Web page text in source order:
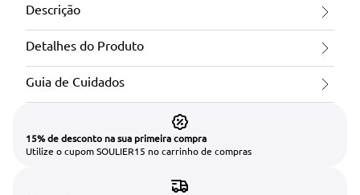
Descrição
Detalhes do Produto
Guia de Cuidados
15% de desconto na sua primeira compra
Utilize o cupom SOULIER15 no carrinho de compras